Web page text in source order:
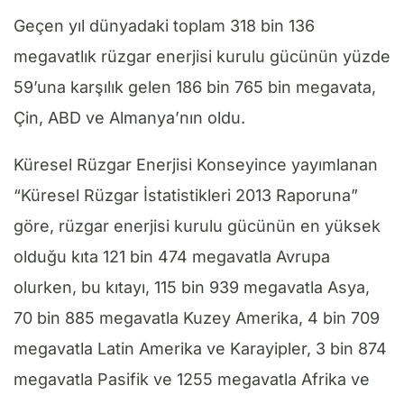
Geçen yıl dünyadaki toplam 318 bin 136
megavatlık rüzgar enerjisi kurulu gücünün yüzde
59’una karşılık gelen 186 bin 765 bin megavata,
Çin, ABD ve Almanya’nın oldu.
Küresel Rüzgar Enerjisi Konseyince yayımlanan
“Küresel Rüzgar İstatistikleri 2013 Raporuna”
göre, rüzgar enerjisi kurulu gücünün en yüksek
olduğu kıta 121 bin 474 megavatla Avrupa
olurken, bu kıtayı, 115 bin 939 megavatla Asya,
70 bin 885 megavatla Kuzey Amerika, 4 bin 709
megavatla Latin Amerika ve Karayipler, 3 bin 874
megavatla Pasifik ve 1255 megavatla Afrika ve